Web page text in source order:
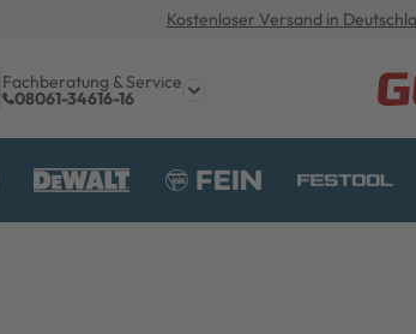
Kostenloser Versand in
Fachberatung & Service
08061-34616-16